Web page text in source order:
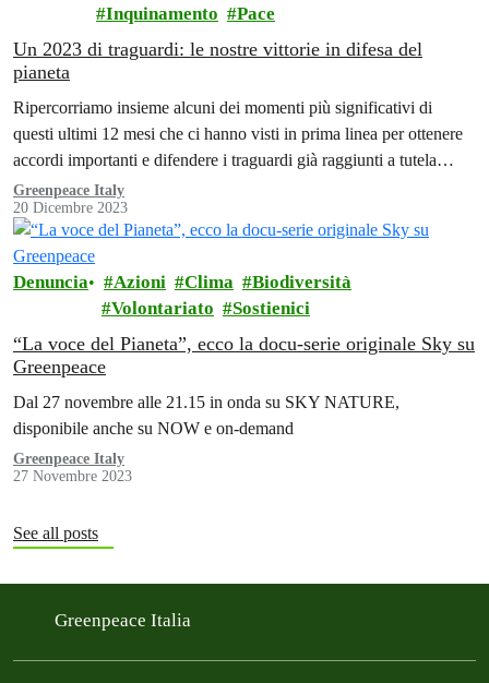
Inquinamento
Pace
Un 2023 di traguardi: le nostre vittorie in difesa del
pianeta
Ripercorriamo insieme alcuni dei momenti più significativi di
questi ultimi 12 mesi che ci hanno visti in prima linea per ottenere
accordi importanti e difendere i traguardi già raggiunti a tutela
dell'ambiente
Greenpeace Italy
20 Dicembre 2023
Denuncia Azioni Clima
Biodiversità
Volontariato
Sostienici
“La voce del Pianeta”, ecco la docu-serie originale Sky su
Greenpeace
Dal 27 novembre alle 21.15 in onda su SKY NATURE,
disponibile anche su NOW e on-demand
Greenpeace Italy
27 Novembre 2023
See all posts
Greenpeace Italia